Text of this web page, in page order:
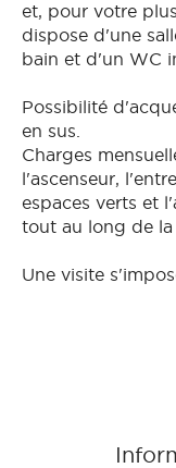
et, pour votre
dispose d'une
bain et d'un WC
Possibilité
en sus.
Charges
l'ascenseur,
espaces verts et
tout au long de la
Une visite